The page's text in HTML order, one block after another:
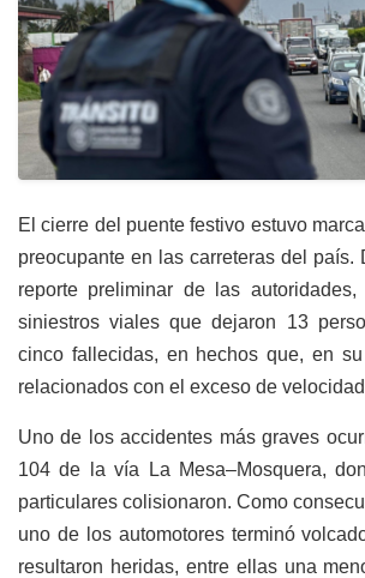
El cierre del puente festivo estuvo
preocupante en las carreteras del país.
reporte preliminar de las
siniestros viales que dejaron 13
cinco fallecidas, en hechos que, en
relacionados con el exceso de
Uno de los accidentes más graves
104 de la vía La Mesa–Mosquera,
particulares colisionaron. Como
uno de los automotores terminó
resultaron heridas, entre ellas una